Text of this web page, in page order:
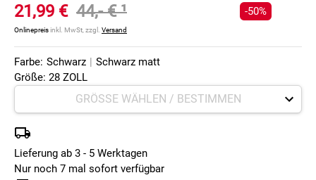
21,99 € 44,- €¹
Onlinepreisinkl. MwSt, zzgl. Versand
-50%
Farbe: Schwarz | Schwarz matt
Größe: 28 ZOLL
Lieferung ab 3 - 5 Werktagen
Nur noch 7 mal sofort verfügbar